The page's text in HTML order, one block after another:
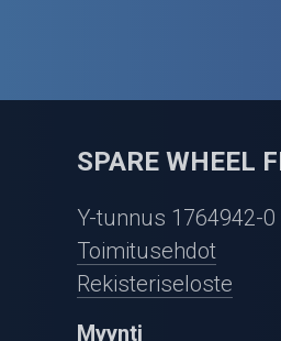
SPARE WHEEL
Y-tunnus 1764942-0
Toimitusehdot
Rekisteriseloste
Myynti